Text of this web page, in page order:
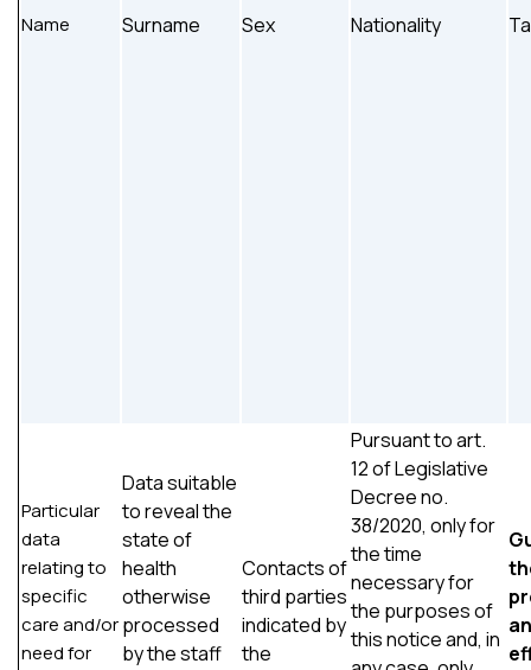
Name Surname Sex Nationality
Particular
data
relating to
specific
care and/or
need for
Data suitable
to reveal the
state of
health
otherwise
processed
by the staff
Contacts of
third parties
indicated by
the
Pursuant to art.
12 of Legislative
Decree no.
38/2020, only for
the time
necessary for
the purposes of
this notice and, in